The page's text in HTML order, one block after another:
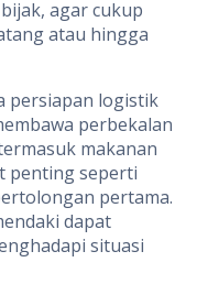
agar cukup
atau hingga
persiapan logistik
perbekalan
makanan
penting seperti
pertama.
dapat
situasi